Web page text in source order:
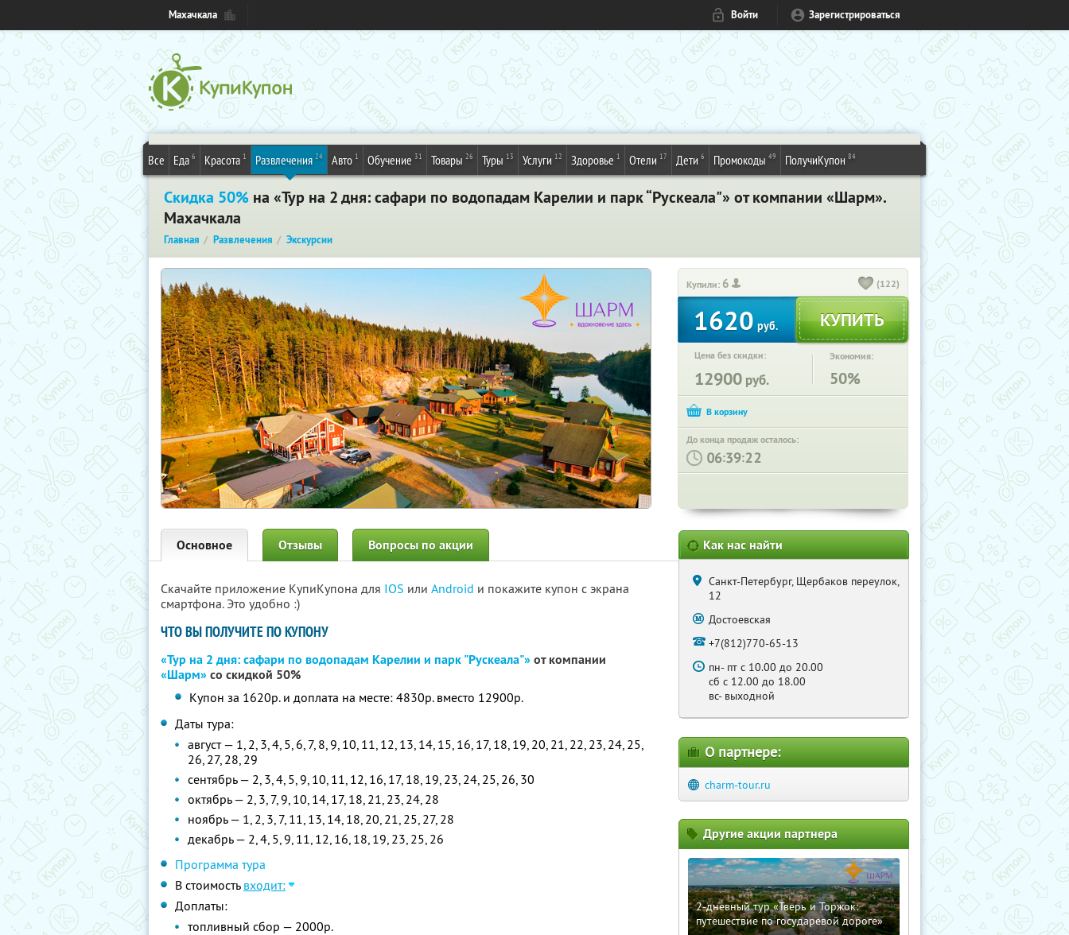
Махачкала Войти Зарегистрироваться
Все Еда 6 Красота 1 Развлечения 24 Авто 1 Обучение 31 Товары 26 Туры 13 Услуги 12 Здоровье 1 Отели 17 Дети 6 Промокоды 49 ПолучиКупон 84
Скидка 50% на «Тур на 2 дня: сафари по водопадам Карелии и парк “Рускеала"» от компании «Шарм».
Махачкала
Главная Развлечения Экскурсии
Купили: 6 (122)
1620руб.
Цена без скидки:
12900 руб.
Экономия:
50%
До конца продаж осталось:
: :
Основное Отзывы Вопросы по акции
Скачайте приложение КупиКупона для IOS или Android и покажите купон с экрана
смартфона. Это удобно :)
ЧТО ВЫ ПОЛУЧИТЕ ПО КУПОНУ
«Тур на 2 дня: сафари по водопадам Карелии и парк "Рускеала"»от компании
«Шарм»со скидкой 50%
Купон за 1620р. и доплата на месте: 4830р. вместо 12900р.
Даты тура:
август — 1, 2, 3, 4, 5, 6, 7, 8, 9, 10, 11, 12, 13, 14, 15, 16, 17, 18, 19, 20, 21, 22, 23, 24, 25,
26, 27, 28, 29
сентябрь — 2, 3, 4, 5, 9, 10, 11, 12, 16, 17, 18, 19, 23, 24, 25, 26, 30
октябрь — 2, 3, 7, 9, 10, 14, 17, 18, 21, 23, 24, 28
ноябрь — 1, 2, 3, 7, 11, 13, 14, 18, 20, 21, 25, 27, 28
декабрь — 2, 4, 5, 9, 11, 12, 16, 18, 19, 23, 25, 26
Программа тура
В стоимость входит:
Доплаты:
топливный сбор — 2000р.
Как нас найти
Санкт-Петербург, Щербаков переулок,
12
Достоевская
+7(812)770-65-13
пн- пт с 10.00 до 20.00
сб с 12.00 до 18.00
вс- выходной
О партнере:
charm-tour.ru
Другие акции партнера
2-дневный тур «Тверь и Торжок:
путешествие по государевой дороге»